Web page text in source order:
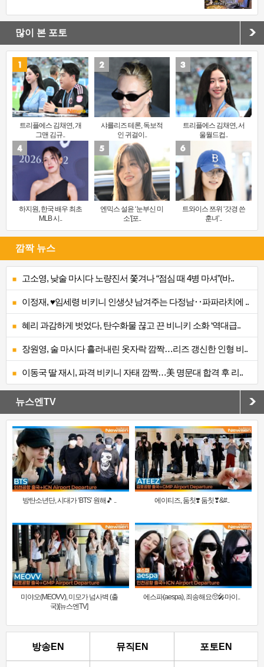
많이 본 포토
트리플에스 김채연, 개
그맨 김규..
샤를리즈 테론, 독보적
인 귀걸이..
트리플에스 김채연, 서
울월드컵..
하지원, 한국 배우 최초
MLB 시..
엔믹스 설윤 ‘눈부신 미
소’[포..
트와이스 쯔위 ‘갓경 쓴
훈녀’..
깜짝 뉴스
고소영, 낮술 마시다 노량진서 쫓겨나 “점심 때 4병 마셔”(바..
이정재, ♥임세령 비키니 인생샷 남겨주는 다정남‥파파라치에 ..
혜리 과감하게 벗었다, 탄수화물 끊고 끈 비니키 소화 ‘역대급..
장원영, 술 마시다 흘러내린 옷자락 깜짝…리즈 갱신한 인형 비..
이동국 딸 재시, 파격 비키니 자태 깜짝…美 명문대 합격 후 리..
뉴스엔TV
방탄소년단, 시대가 ‘BTS’ 원해🎵 .. 에이티즈, 둠칫❣️ 둠칫❣&#..
미야오(MEOVV), 미모가 넘사벽 (출
국)[뉴스엔TV]
에스파(aespa), 죄송해요🥺🎤마이..
방송EN 뮤직EN 포토EN